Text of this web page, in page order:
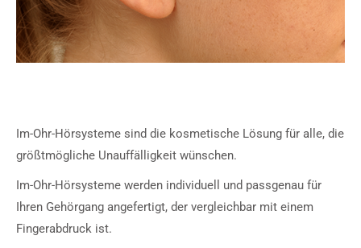
Im-Ohr-Hörsysteme sind die kosmetische Lösung für alle, die
größtmögliche Unauffälligkeit wünschen.
Im-Ohr-Hörsysteme werden individuell und passgenau für
Ihren Gehörgang angefertigt, der vergleichbar mit einem
Fingerabdruck ist.